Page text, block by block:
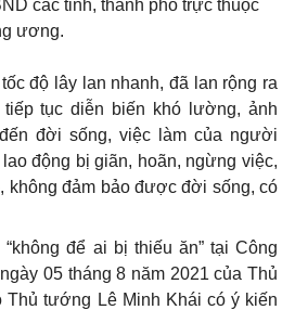
các tỉnh, thành phố trực thuộc
ương.
độ lây lan nhanh, đã lan rộng ra
tục diễn biến khó lường, ảnh
đời sống, việc làm của người
động bị giãn, hoãn, ngừng việc,
không đảm bảo được đời sống, có
để ai bị thiếu ăn” tại Công
ngày 05 tháng 8 năm 2021 của Thủ
Thủ tướng Lê Minh Khái có ý kiến